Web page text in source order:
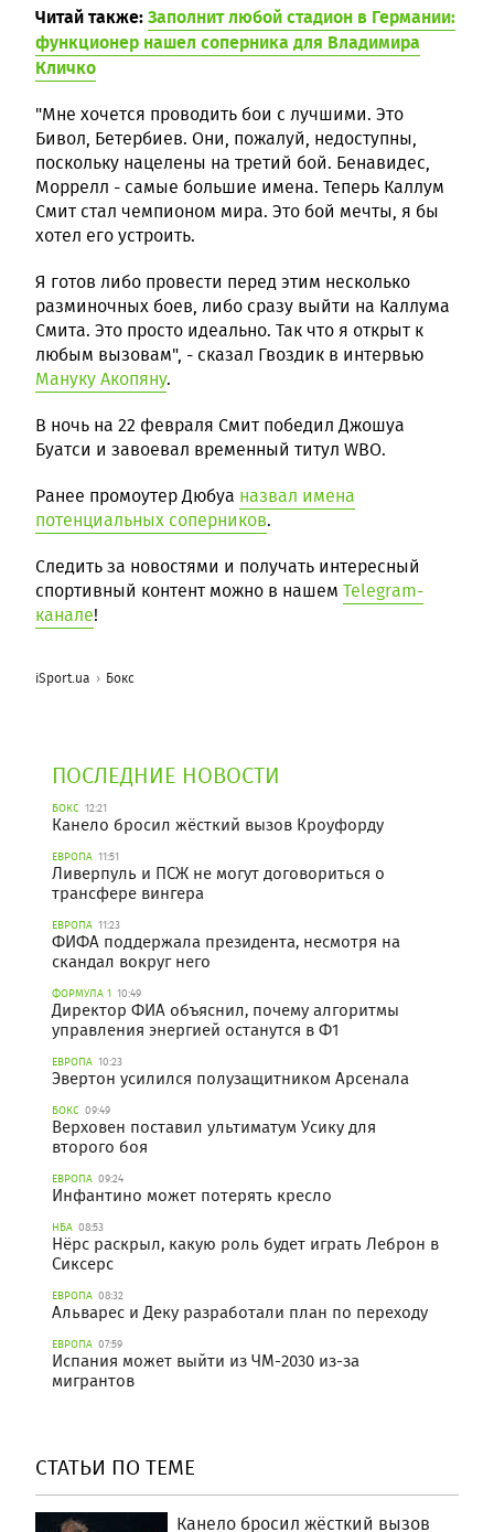
Читай также:Заполнит любой стадион в Германии:
функционер нашел соперника для Владимира
Кличко
"Мне хочется проводить бои с лучшими. Это
Бивол, Бетербиев. Они, пожалуй, недоступны,
поскольку нацелены на третий бой. Бенавидес,
Моррелл - самые большие имена. Теперь Каллум
Смит стал чемпионом мира. Это бой мечты, я бы
хотел его устроить.
Я готов либо провести перед этим несколько
разминочных боев, либо сразу выйти на Каллума
Смита. Это просто идеально. Так что я открыт к
любым вызовам", - сказал Гвоздик в интервью
Мануку Акопяну.
В ночь на 22 февраля Смит победил Джошуа
Буатси и завоевал временный титул WBO.
Ранее промоутер Дюбуа назвал имена
потенциальных соперников.
Следить за новостями и получать интересный
спортивный контент можно в нашем Telegram-
канале!
iSport.ua Бокс
ПОСЛЕДНИЕ НОВОСТИ
БОКС 12:21
Канело бросил жёсткий вызов Кроуфорду
ЕВРОПА 11:51
Ливерпуль и ПСЖ не могут договориться о
трансфере вингера
ЕВРОПА 11:23
ФИФА поддержала президента, несмотря на
скандал вокруг него
ФОРМУЛА 1 10:49
Директор ФИА объяснил, почему алгоритмы
управления энергией останутся в Ф1
ЕВРОПА 10:23
Эвертон усилился полузащитником Арсенала
БОКС 09:49
Верховен поставил ультиматум Усику для
второго боя
ЕВРОПА 09:24
Инфантино может потерять кресло
НБА 08:53
Нёрс раскрыл, какую роль будет играть Леброн в
Сиксерс
ЕВРОПА 08:32
Альварес и Деку разработали план по переходу
ЕВРОПА 07:59
Испания может выйти из ЧМ-2030 из-за
мигрантов
СТАТЬИ ПО ТЕМЕ
Канело бросил жёсткий вызов